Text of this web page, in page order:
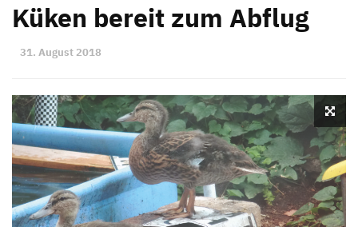
Küken bereit zum Abflug
31. August 2018